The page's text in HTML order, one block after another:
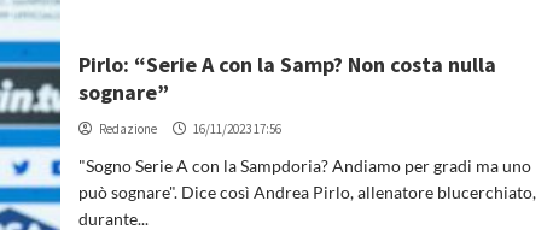
Pirlo: “Serie A con la Samp? Non costa nulla
sognare”
Redazione 16/11/2023 17:56
"Sogno Serie A con la Sampdoria? Andiamo per gradi ma uno
può sognare". Dice così Andrea Pirlo, allenatore blucerchiato,
durante...